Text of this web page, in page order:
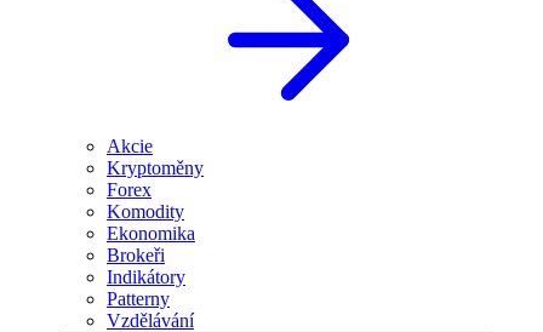
Akcie
Kryptoměny
Forex
Komodity
Ekonomika
Brokeři
Indikátory
Patterny
Vzdělávání